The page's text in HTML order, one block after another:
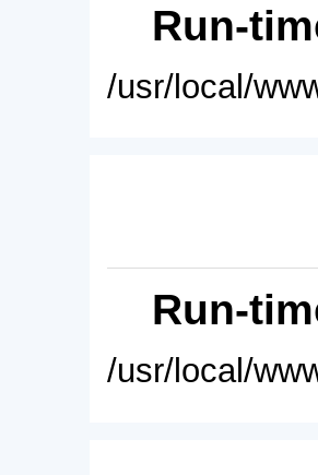
Run-
/usr/local/
Run-
/usr/local/